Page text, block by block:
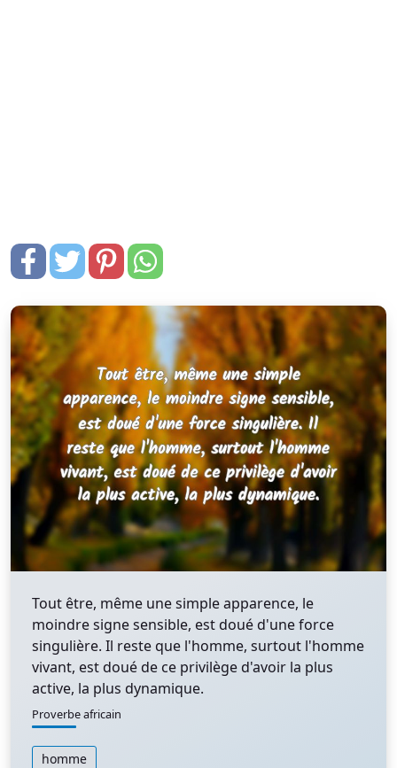
Tout être, même une simple apparence, le
moindre signe sensible, est doué d'une force
singulière. Il reste que l'homme, surtout l'homme
vivant, est doué de ce privilège d'avoir la plus
active, la plus dynamique.
Proverbe africain
homme